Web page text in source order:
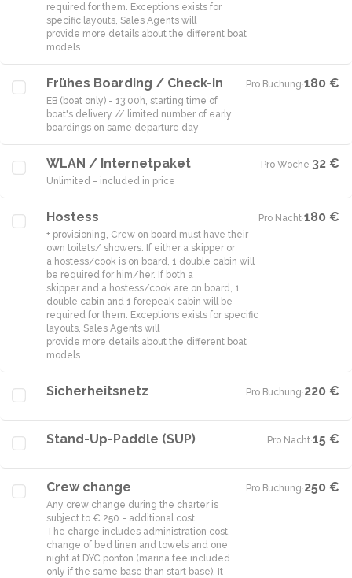
required for them. Exceptions exists for
specific layouts, Sales Agents will
provide more details about the different boat
models
Frühes Boarding / Check-in
EB (boat only) - 13:00h, starting time of
boat's delivery // limited number of early
boardings on same departure day
Pro Buchung·180 €
WLAN / Internetpaket
Unlimited - included in price
Pro Woche·32 €
Hostess
+ provisioning, Crew on board must have their
own toilets/ showers. If either a skipper or
a hostess/cook is on board, 1 double cabin will
be required for him/her. If both a
skipper and a hostess/cook are on board, 1
double cabin and 1 forepeak cabin will be
required for them. Exceptions exists for specific
layouts, Sales Agents will
provide more details about the different boat
models
Pro Nacht·180 €
Sicherheitsnetz Pro Buchung·220 €
Stand-Up-Paddle (SUP) Pro Nacht·15 €
Crew change
Any crew change during the charter is
subject to € 250.- additional cost.
The charge includes administration cost,
change of bed linen and towels and one
night at DYC ponton (marina fee included
only if the same base than start base). It
Pro Buchung·250 €